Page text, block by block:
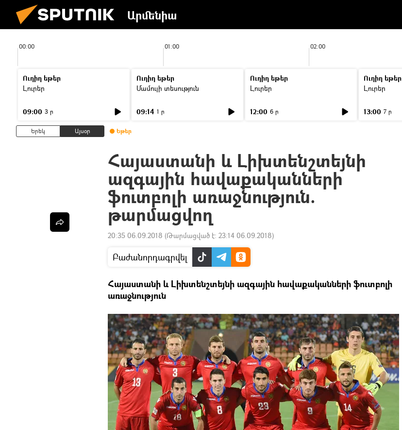
Արմենիա
00:00 01:00 02:00
Ուղիղ եթեր
Լուրեր
09:00 3 ր
Ուղիղ եթեր
Մամուլի տեսություն
09:14 1 ր
Ուղիղ եթեր
Լուրեր
12:00 6 ր
Ուղիղ եթեր
Լուրեր
13:00 7 ր
Երեկ Այսօր Եթեր
Հայաստանի և Լիխտենշտեյնի
ազգային հավաքականների
ֆուտբոլի առաջնություն.
թարմացվող
20:35 06.09.2018 (Թարմացված է: 23:14 06.09.2018)
Բաժանորդագրվել
Հայաստանի և Լիխտենշտեյնի ազգային հավաքականների ֆուտբոլի
առաջնություն